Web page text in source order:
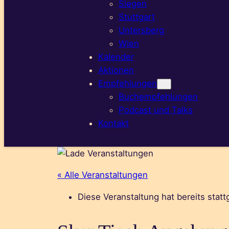
Siegen
Stuttgart
Untersberg
Wien
Kalender
Aktionen
Empfehlungen
Buchempfehlungen
Podcast und Talks
Kontakt
« Alle Veranstaltungen
Diese Veranstaltung hat bereits